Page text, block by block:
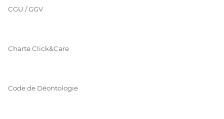
CGU / GGV
Charte Click&Care
Code de Déontologie